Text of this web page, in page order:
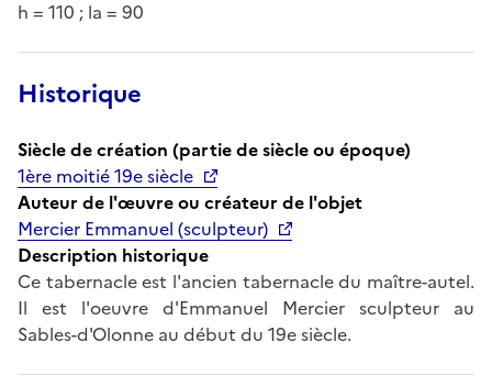
h = 110 ; la = 90
Historique
Siècle de création (partie de siècle ou époque)
1ère moitié 19e siècle
Auteur de l'œuvre ou créateur de l'objet
Mercier Emmanuel (sculpteur)
Description historique
Ce tabernacle est l'ancien tabernacle du maître-autel.
Il est l'oeuvre d'Emmanuel Mercier sculpteur au
Sables-d'Olonne au début du 19e siècle.